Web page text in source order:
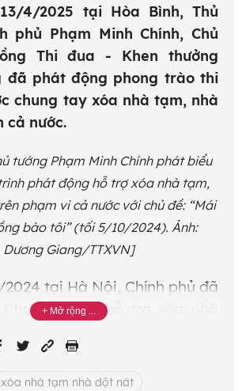
4/2025 tại Hòa Bình, Thủ
phủ Phạm Minh Chính, Chủ
Thi đua - Khen thưởng
đã phát động phong trào thi
chung tay xóa nhà tạm, nhà
cả nước.
tướng Phạm Minh Chính phát biểu
phát động hỗ trợ xóa nhà tạm,
phạm vi cả nước với chủ đề: “Mái
bào tôi” (tối 5/10/2024). Ảnh:
Dương Giang/TTXVN]
tại Hà Nội, Chính phủ đã
Chương trình hỗ trợ xóa nhà
lực hỗ trợ thực hiện mục
2025 hoàn thành 3 nhiệm
xóa nhà tạm nhà dột nát